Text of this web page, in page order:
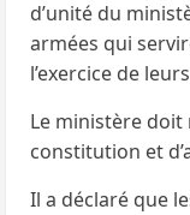
d’unité du
armées qui
l’exercice de
Le ministère doit
constitution et
Il a déclaré que